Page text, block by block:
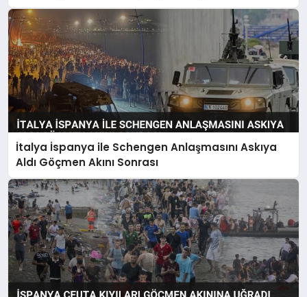
İtalya İspanya ile Schengen Anlaşmasını Askıya
Aldı Göçmen Akını Sonrası